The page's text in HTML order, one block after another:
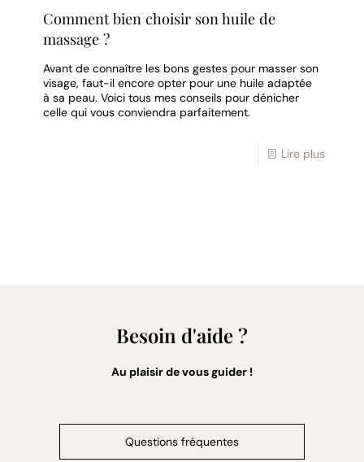
Comment bien choisir son huile de
massage ?
Avant de connaître les bons gestes pour masser son
visage, faut-il encore opter pour une huile adaptée
à sa peau. Voici tous mes conseils pour dénicher
celle qui vous conviendra parfaitement.
Lire plus
Besoin d'aide ?
Au plaisir de vous guider !
Questions fréquentes